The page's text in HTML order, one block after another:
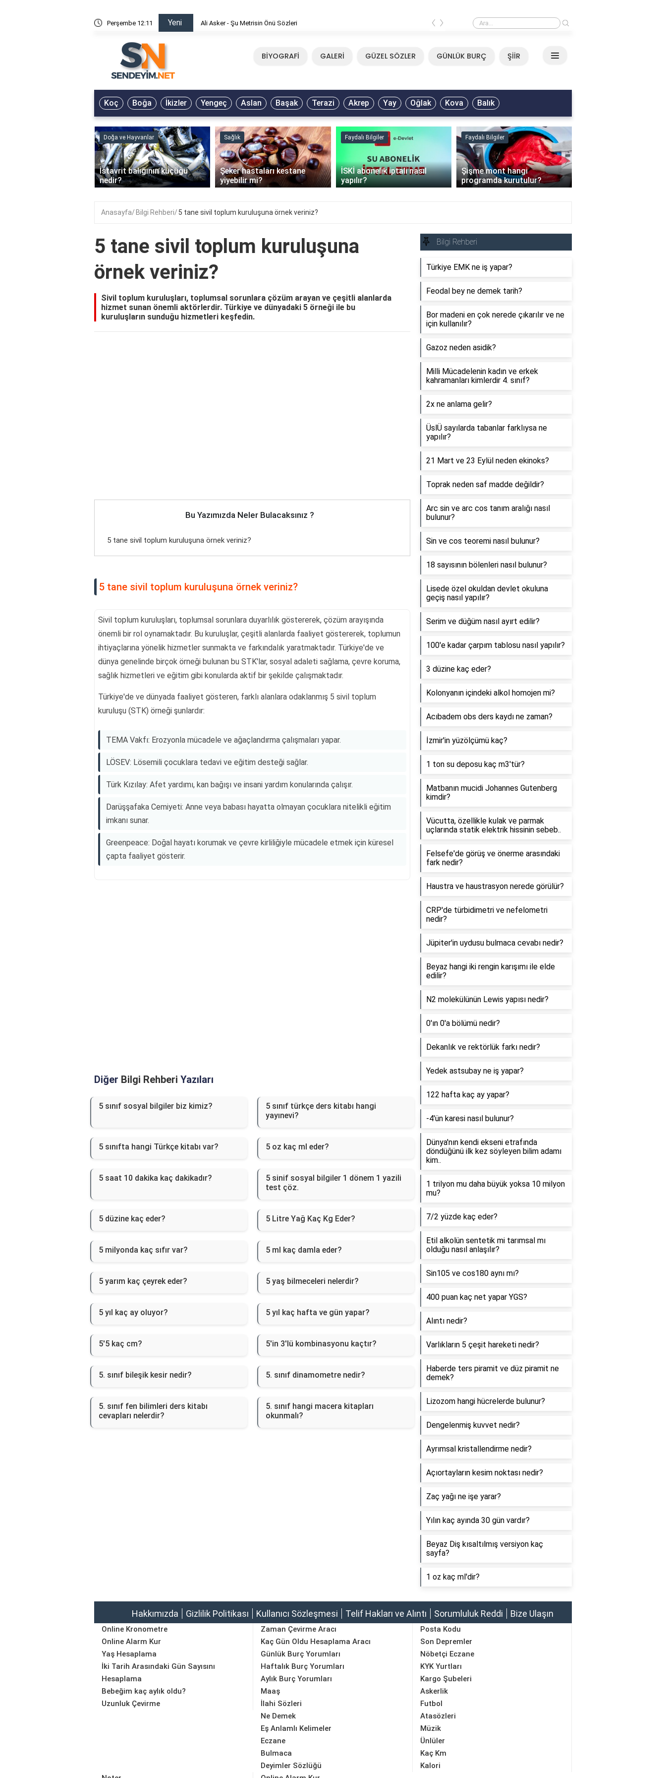
Perşembe 12:11 Yeni Ali Asker - Şu Metrisin Önü Sözleri Mirkelam - Tavla Sözleri
‹ ›
BİYOGRAFİ GALERİ GÜZEL SÖZLER GÜNLÜK BURÇ ŞİİR
Koç Boğa İkizler Yengeç Aslan Başak Terazi Akrep Yay Oğlak Kova Balık
Doğa ve Hayvanlar
İstavrit balığının küçüğü
nedir?
Sağlık
Şeker hastaları kestane
yiyebilir mi?
Faydalı Bilgiler
İSKİ abonelik iptali nasıl
yapılır?
Faydalı Bilgiler
Şişme mont hangi
programda kurutulur?
‹ ›
Anasayfa Bilgi Rehberi 5 tane sivil toplum kuruluşuna örnek veriniz?
5 tane sivil toplum kuruluşuna
örnek veriniz?
Sivil toplum kuruluşları, toplumsal sorunlara çözüm arayan ve çeşitli alanlarda
hizmet sunan önemli aktörlerdir. Türkiye ve dünyadaki 5 örneği ile bu
kuruluşların sunduğu hizmetleri keşfedin.
Bu Yazımızda Neler Bulacaksınız ?
5 tane sivil toplum kuruluşuna örnek veriniz?
5 tane sivil toplum kuruluşuna örnek veriniz?
Sivil toplum kuruluşları, toplumsal sorunlara duyarlılık göstererek, çözüm arayışında
önemli bir rol oynamaktadır. Bu kuruluşlar, çeşitli alanlarda faaliyet göstererek, toplumun
ihtiyaçlarına yönelik hizmetler sunmakta ve farkındalık yaratmaktadır. Türkiye'de ve
dünya genelinde birçok örneği bulunan bu STK'lar, sosyal adaleti sağlama, çevre koruma,
sağlık hizmetleri ve eğitim gibi konularda aktif bir şekilde çalışmaktadır.
Türkiye'de ve dünyada faaliyet gösteren, farklı alanlara odaklanmış 5 sivil toplum
kuruluşu (STK) örneği şunlardır:
TEMA Vakfı: Erozyonla mücadele ve ağaçlandırma çalışmaları yapar.
LÖSEV: Lösemili çocuklara tedavi ve eğitim desteği sağlar.
Türk Kızılay: Afet yardımı, kan bağışı ve insani yardım konularında çalışır.
Darüşşafaka Cemiyeti: Anne veya babası hayatta olmayan çocuklara nitelikli eğitim
imkanı sunar.
Greenpeace: Doğal hayatı korumak ve çevre kirliliğiyle mücadele etmek için küresel
çapta faaliyet gösterir.
Diğer Bilgi Rehberi Yazıları
5 sınıf sosyal bilgiler biz kimiz?
5 sınıf türkçe ders kitabı hangi
yayınevi?
5 sınıfta hangi Türkçe kitabı var? 5 oz kaç ml eder?
5 saat 10 dakika kaç dakikadır?
5 sinif sosyal bilgiler 1 dönem 1 yazili
test çöz.
5 düzine kaç eder? 5 Litre Yağ Kaç Kg Eder?
5 milyonda kaç sıfır var? 5 ml kaç damla eder?
5 yarım kaç çeyrek eder? 5 yaş bilmeceleri nelerdir?
5 yıl kaç ay oluyor? 5 yıl kaç hafta ve gün yapar?
5'5 kaç cm? 5'in 3'lü kombinasyonu kaçtır?
5. sınıf bileşik kesir nedir? 5. sınıf dinamometre nedir?
5. sınıf fen bilimleri ders kitabı
cevapları nelerdir?
5. sınıf hangi macera kitapları
okunmalı?
Bilgi Rehberi
Türkiye EMK ne iş yapar?
Feodal bey ne demek tarih?
Bor madeni en çok nerede çıkarılır ve ne
için kullanılır?
Gazoz neden asidik?
Milli Mücadelenin kadın ve erkek
kahramanları kimlerdir 4. sınıf?
2x ne anlama gelir?
ÜslÜ sayılarda tabanlar farklıysa ne
yapılır?
21 Mart ve 23 Eylül neden ekinoks?
Toprak neden saf madde değildir?
Arc sin ve arc cos tanım aralığı nasıl
bulunur?
Sin ve cos teoremi nasıl bulunur?
18 sayısının bölenleri nasıl bulunur?
Lisede özel okuldan devlet okuluna
geçiş nasıl yapılır?
Serim ve düğüm nasıl ayırt edilir?
100'e kadar çarpım tablosu nasıl yapılır?
3 düzine kaç eder?
Kolonyanın içindeki alkol homojen mi?
Acıbadem obs ders kaydı ne zaman?
İzmir'in yüzölçümü kaç?
1 ton su deposu kaç m3'tür?
Matbanın mucidi Johannes Gutenberg
kimdir?
Vücutta, özellikle kulak ve parmak
uçlarında statik elektrik hissinin sebeb..
Felsefe'de görüş ve önerme arasındaki
fark nedir?
Haustra ve haustrasyon nerede görülür?
CRP'de türbidimetri ve nefelometri
nedir?
Jüpiter'in uydusu bulmaca cevabı nedir?
Beyaz hangi iki rengin karışımı ile elde
edilir?
N2 molekülünün Lewis yapısı nedir?
0'ın 0'a bölümü nedir?
Dekanlık ve rektörlük farkı nedir?
Yedek astsubay ne iş yapar?
122 hafta kaç ay yapar?
-4'ün karesi nasıl bulunur?
Dünya'nın kendi ekseni etrafında
döndüğünü ilk kez söyleyen bilim adamı
kim..
1 trilyon mu daha büyük yoksa 10 milyon
mu?
7/2 yüzde kaç eder?
Etil alkolün sentetik mi tarımsal mı
olduğu nasıl anlaşılır?
Sin105 ve cos180 aynı mı?
400 puan kaç net yapar YGS?
Alıntı nedir?
Varlıkların 5 çeşit hareketi nedir?
Haberde ters piramit ve düz piramit ne
demek?
Lizozom hangi hücrelerde bulunur?
Dengelenmiş kuvvet nedir?
Ayrımsal kristallendirme nedir?
Açıortayların kesim noktası nedir?
Zaç yağı ne işe yarar?
Yılın kaç ayında 30 gün vardır?
Beyaz Diş kısaltılmış versiyon kaç
sayfa?
1 oz kaç ml'dir?
Hakkımızda Gizlilik Politikası Kullanıcı Sözleşmesi Telif Hakları ve Alıntı Sorumluluk Reddi Bize Ulaşın
Online Kronometre
Online Alarm Kur
Yaş Hesaplama
İki Tarih Arasındaki Gün Sayısını
Hesaplama
Bebeğim kaç aylık oldu?
Uzunluk Çevirme
Zaman Çevirme Aracı
Kaç Gün Oldu Hesaplama Aracı
Günlük Burç Yorumları
Haftalık Burç Yorumları
Aylık Burç Yorumları
Maaş
Posta Kodu
Son Depremler
Nöbetçi Eczane
KYK Yurtları
Kargo Şubeleri
Askerlik
İlahi Sözleri
Ne Demek
Eş Anlamlı Kelimeler
Eczane
Bulmaca
Deyimler Sözlüğü
Futbol
Atasözleri
Müzik
Ünlüler
Kaç Km
Kalori